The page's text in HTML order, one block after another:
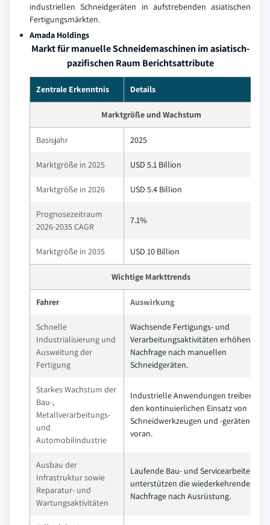
industriellen Schneidgeräten in aufstrebenden asiatischen
Fertigungsmärkten.
Amada Holdings
Markt für manuelle Schneidemaschinen im asiatisch-
pazifischen Raum Berichtsattribute
Zentrale Erkenntnis Details
Marktgröße und Wachstum
Basisjahr 2025
Marktgröße in 2025 USD 5.1 Billion
Marktgröße in 2026 USD 5.4 Billion
Prognosezeitraum
2026-2035 CAGR
7.1%
Marktgröße in 2035 USD 10 Billion
Wichtige Markttrends
Fahrer Auswirkung
Schnelle
Industrialisierung und
Ausweitung der
Fertigung
Wachsende Fertigungs- und
Verarbeitungsaktivitäten erhöhen die
Nachfrage nach manuellen
Schneidgeräten.
Starkes Wachstum der
Bau-,
Metallverarbeitungs-
und
Automobilindustrie
Industrielle Anwendungen treiben
den kontinuierlichen Einsatz von
Schneidwerkzeugen und -geräten
voran.
Ausbau der
Infrastruktur sowie
Reparatur- und
Wartungsaktivitäten
Laufende Bau- und Servicearbeiten
unterstützen die wiederkehrende
Nachfrage nach Ausrüstung.